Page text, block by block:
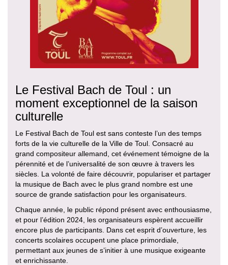
Le Festival Bach de Toul : un
moment exceptionnel de la saison
culturelle
Le Festival Bach de Toul est sans conteste l’un des temps
forts de la vie culturelle de la Ville de Toul. Consacré au
grand compositeur allemand, cet événement témoigne de la
pérennité et de l’universalité de son œuvre à travers les
siècles. La volonté de faire découvrir, populariser et partager
la musique de Bach avec le plus grand nombre est une
source de grande satisfaction pour les organisateurs.
Chaque année, le public répond présent avec enthousiasme,
et pour l’édition 2024, les organisateurs espèrent accueillir
encore plus de participants. Dans cet esprit d’ouverture, les
concerts scolaires occupent une place primordiale,
permettant aux jeunes de s’initier à une musique exigeante
et enrichissante.